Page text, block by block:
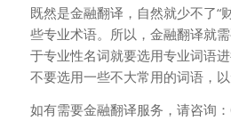
既然是金融翻译，自然就少不了“
些专业术语。所以，金融翻译就
于专业性名词就要选用专业词语
不要选用一些不大常用的词语，以
如有需要金融翻译服务，请咨询